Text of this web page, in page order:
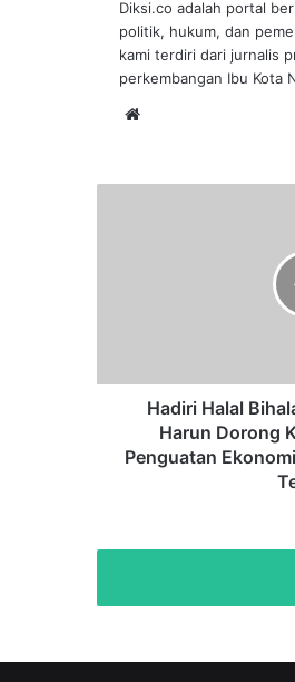
Diksi.co adalah portal
politik, hukum, dan
kami terdiri dari jurnalis
perkembangan Ibu Kota
Kolaborasi
Program
Penguatan
Ekonomi
Hadiri Halal
Harun Dorong
Penguatan